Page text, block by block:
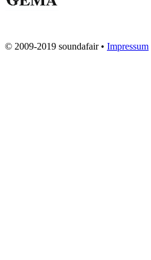
© 2009-2019 soundafair • Impressum